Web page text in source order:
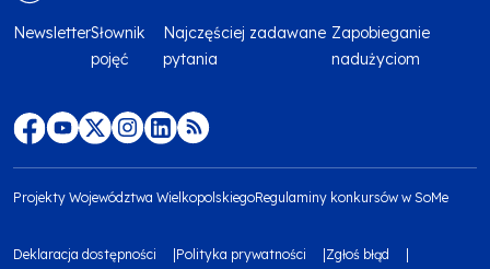
Menu
footer
top
NewsletterSłownik
pojęć
Najczęściej zadawane
pytania
Zapobieganie
nadużyciom
Projekty Województwa WielkopolskiegoRegulaminy konkursów w SoMe
Deklaracja dostępności Polityka prywatności
Zgłoś błąd